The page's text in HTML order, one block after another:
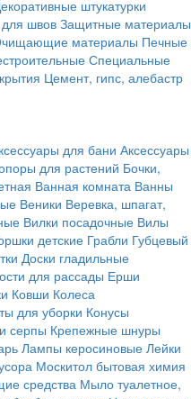
штукатурки
для швов Защитные материалы
материалы Печные
Специальные
Цемент, гипс, алебастр
для бани Аксессуары
для растений Бочки,
Ванная комната Ванны
Веники Веревка, шпагат,
Вилки посадочные Вилы
детские Грабли Губцевый
Доски гладильные
для рассады Ерши
Ковши Колеса
для уборки Конусы
серпы Крепежные шнуры
Лампы керосиновые Лейки
Москитол бытовая химия
средства Мыло туалетное,